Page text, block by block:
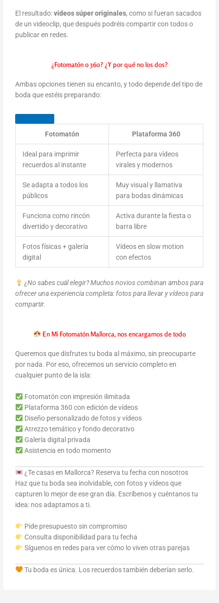
El resultado:vídeos súper originales, como si fueran sacados
de un videoclip, que después podréis compartir con todos o
publicar en redes.
¿Fotomatón o 360? ¿Y por qué no los dos?
Ambas opciones tienen su encanto, y todo depende del tipo de
boda que estéis preparando:
Fotomatón Plataforma 360
Ideal para imprimir
recuerdos al instante
Perfecta para vídeos
virales y modernos
Se adapta a todos los
públicos
Muy visual y llamativa
para bodas dinámicas
Funciona como rincón
divertido y decorativo
Activa durante la fiesta o
barra libre
Fotos físicas + galería
digital
Vídeos en slow motion
con efectos
¿No sabes cuál elegir? Muchos novios combinan ambos para
ofrecer una experiencia completa: fotos para llevar y vídeos para
compartir.
En Mi Fotomatón Mallorca, nos encargamos de todo
Queremos que disfrutes tu boda al máximo, sin preocuparte
por nada. Por eso, ofrecemos un servicio completo en
cualquier punto de la isla:
Fotomatón con impresión ilimitada
Plataforma 360 con edición de vídeos
Diseño personalizado de fotos y vídeos
Atrezzo temático y fondo decorativo
Galería digital privada
Asistencia en todo momento
¿Te casas en Mallorca? Reserva tu fecha con nosotros
Haz que tu boda sea inolvidable, con fotos y vídeos que
capturen lo mejor de ese gran día. Escríbenos y cuéntanos tu
idea: nos adaptamos a ti.
Pide presupuesto sin compromiso
Consulta disponibilidad para tu fecha
Síguenos en redes para ver cómo lo viven otras parejas
Tu boda es única. Los recuerdos también deberían serlo.